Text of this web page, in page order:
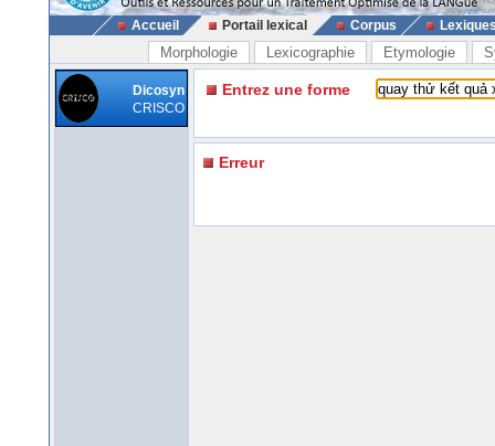
Accueil Portail lexical Corpus
Morphologie Lexicographie Etymologie
Dicosyn
CRISCO
Entrez une forme
Erreur